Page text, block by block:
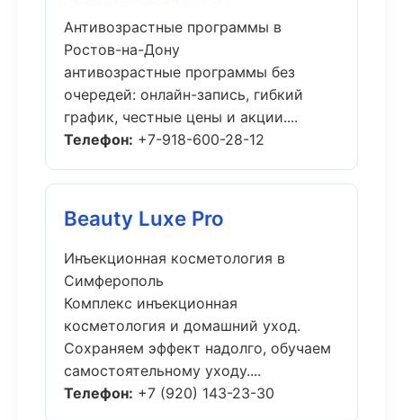
Антивозрастные программы в
Ростов-на-Дону
антивозрастные программы без
очередей: онлайн-запись, гибкий
график, честные цены и акции....
Телефон: +7-918-600-28-12
Beauty Luxe Pro
Инъекционная косметология в
Симферополь
Комплекс инъекционная
косметология и домашний уход.
Сохраняем эффект надолго, обучаем
самостоятельному уходу....
Телефон: +7 (920) 143-23-30